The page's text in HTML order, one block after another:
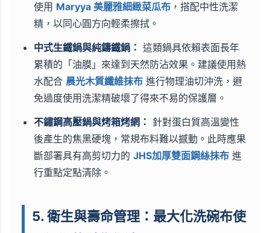
使用 Maryya 美麗雅細緻菜瓜布 ，搭配中性洗潔
精，以同心圓方向輕柔擦拭。
中式生鐵鍋與純鑄鐵鍋： 這類鍋具依賴表面長年
累積的「油膜」來達到天然防沾效果。建議使用熱
水配合 晨光木質纖維抹布 進行物理油切沖洗，避
免過度使用洗潔精破壞了得來不易的保護層。
不鏽鋼高壓鍋與烤箱烤網： 針對蛋白質高溫變性
後產生的焦黑硬塊，常規布料難以撼動。此時應果
斷部署具有高剪切力的 JHS加厚雙面鋼絲抹布 進
行重點定點清除。
5. 衛生與壽命管理：最大化洗碗布使